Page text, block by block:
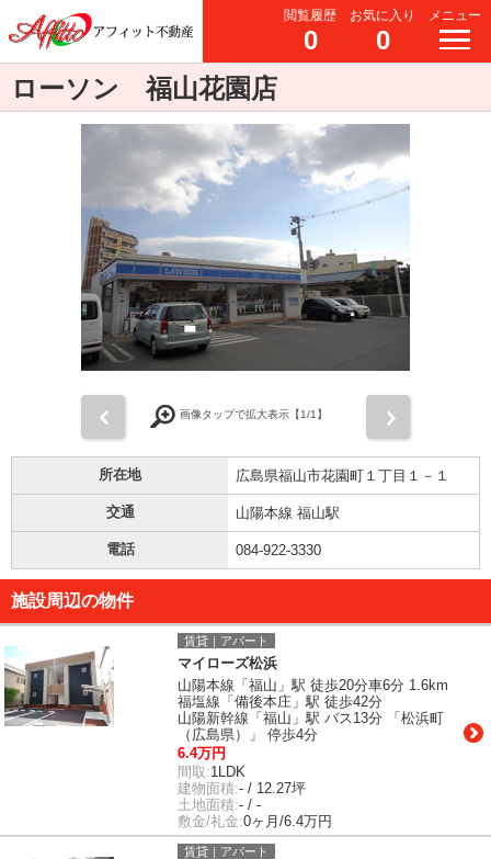
閲覧履歴
0
お気に入り
0
メニュー
ローソン 福山花園店
画像タップで拡大表示【1/1】
所在地 広島県福山市花園町１丁目１－１
交通 山陽本線 福山駅
電話 084-922-3330
施設周辺の物件
賃貸｜アパート
マイローズ松浜
山陽本線「福山」駅 徒歩20分車6分 1.6km
福塩線「備後本庄」駅 徒歩42分
山陽新幹線「福山」駅 バス13分 「松浜町
（広島県）」 停歩4分
6.4万円
間取:1LDK
建物面積:- / 12.27坪
土地面積:- / -
敷金/礼金:0ヶ月/6.4万円
賃貸｜アパート